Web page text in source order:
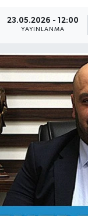
23.05.2026 - 12:00
YAYINLANMA